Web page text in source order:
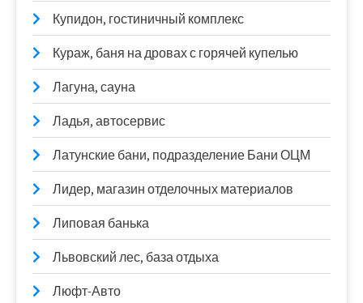
Купидон, гостиничный комплекс
Кураж, баня на дровах с горячей купелью
Лагуна, сауна
Ладья, автосервис
Латунские бани, подразделение Бани ОЦМ
Лидер, магазин отделочных материалов
Липовая банька
Львовский лес, база отдыха
Люфт-Авто